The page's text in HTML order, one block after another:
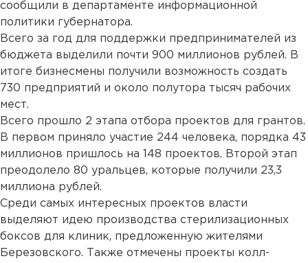
сообщили в департаменте информационной
политики губернатора.
Всего за год для поддержки предпринимателей из
бюджета выделили почти 900 миллионов рублей. В
итоге бизнесмены получили возможность создать
730 предприятий и около полутора тысяч рабочих
мест.
Всего прошло 2 этапа отбора проектов для грантов.
В первом приняло участие 244 человека, порядка 43
миллионов пришлось на 148 проектов. Второй этап
преодолело 80 уральцев, которые получили 23,3
миллиона рублей.
Среди самых интересных проектов власти
выделяют идею производства стерилизационных
боксов для клиник, предложенную жителями
Березовского. Также отмечены проекты колл-